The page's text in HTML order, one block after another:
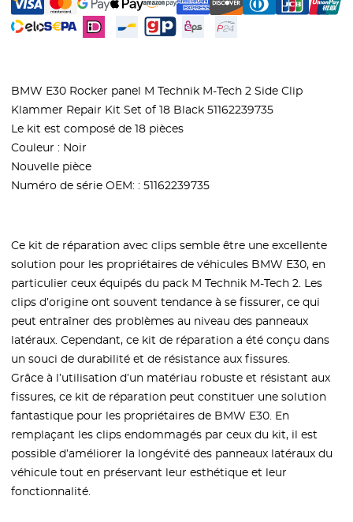
BMW E30 Rocker panel M Technik M-Tech 2 Side Clip
Klammer Repair Kit Set of 18 Black 51162239735
Le kit est composé de 18 pièces
Couleur : Noir
Nouvelle pièce
Numéro de série OEM: : 51162239735
Ce kit de réparation avec clips semble être une excellente
solution pour les propriétaires de véhicules BMW E30, en
particulier ceux équipés du pack M Technik M-Tech 2. Les
clips d’origine ont souvent tendance à se fissurer, ce qui
peut entraîner des problèmes au niveau des panneaux
latéraux. Cependant, ce kit de réparation a été conçu dans
un souci de durabilité et de résistance aux fissures.
Grâce à l’utilisation d’un matériau robuste et résistant aux
fissures, ce kit de réparation peut constituer une solution
fantastique pour les propriétaires de BMW E30. En
remplaçant les clips endommagés par ceux du kit, il est
possible d’améliorer la longévité des panneaux latéraux du
véhicule tout en préservant leur esthétique et leur
fonctionnalité.